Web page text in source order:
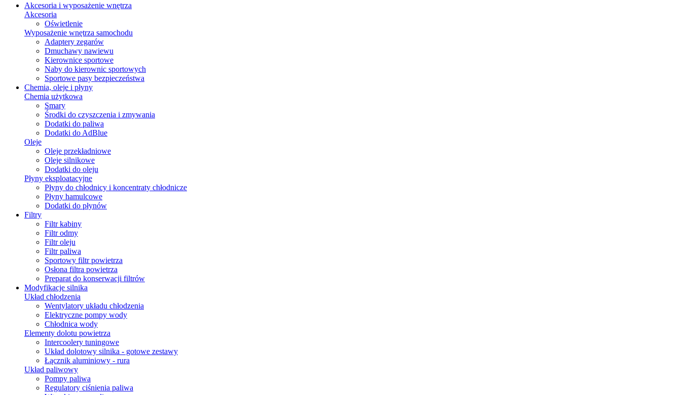
Akcesoria i wyposażenie wnętrza
Akcesoria
Oświetlenie
Wyposażenie wnętrza samochodu
Adaptery zegarów
Dmuchawy nawiewu
Kierownice sportowe
Naby do kierownic sportowych
Sportowe pasy bezpieczeństwa
Chemia, oleje i płyny
Chemia użytkowa
Smary
Środki do czyszczenia i zmywania
Dodatki do paliwa
Dodatki do AdBlue
Oleje
Oleje przekładniowe
Oleje silnikowe
Dodatki do oleju
Płyny eksploatacyjne
Płyny do chłodnicy i koncentraty chłodnicze
Płyny hamulcowe
Dodatki do płynów
Filtry
Filtr kabiny
Filtr odmy
Filtr oleju
Filtr paliwa
Sportowy filtr powietrza
Osłona filtra powietrza
Preparat do konserwacji filtrów
Modyfikacje silnika
Układ chłodzenia
Wentylatory układu chłodzenia
Elektryczne pompy wody
Chłodnica wody
Elementy dolotu powietrza
Intercoolery tuningowe
Układ dolotowy silnika - gotowe zestawy
Łącznik aluminiowy - rura
Układ paliwowy
Pompy paliwa
Regulatory ciśnienia paliwa